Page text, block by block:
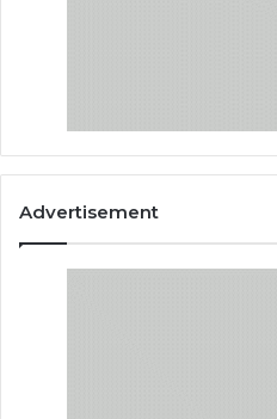
Advertisement